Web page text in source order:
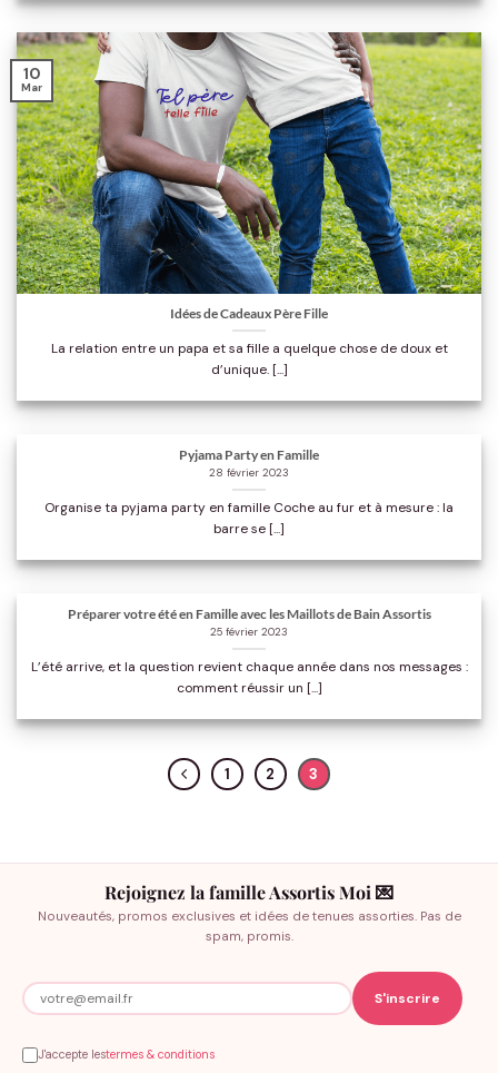
Idées de Cadeaux Père Fille
La relation entre un papa et sa fille a quelque chose de doux et
d’unique. [...]
10
Mar
Pyjama Party en Famille
28 février 2023
Organise ta pyjama party en famille Coche au fur et à mesure : la
barre se [...]
Préparer votre été en Famille avec les Maillots de Bain Assortis
25 février 2023
L’été arrive, et la question revient chaque année dans nos messages :
comment réussir un [...]
1 2 3
Rejoignez la famille Assortis Moi 💌
Nouveautés, promos exclusives et idées de tenues assorties. Pas de
spam, promis.
J'accepte lestermes & conditions